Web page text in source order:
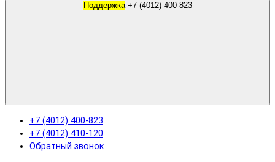
Поддержка +7 (4012) 400-823
+7 (4012) 400-823
+7 (4012) 410-120
Обратный звонок